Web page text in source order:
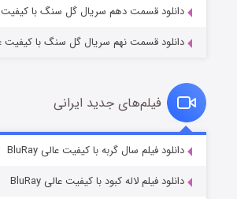
قسمت۶ (زیرنویس) منتشر
دانلود قسمت دهم سریال گل سنگ با کیفیت
دانلود قسمت نهم سریال گل سنگ با کیفیت
فیلم‌های جدید ایرانی
دانلود فیلم سال گربه با کیفیت عالی BluRay
دانلود فیلم لاله کبود با کیفیت عالی BluRay